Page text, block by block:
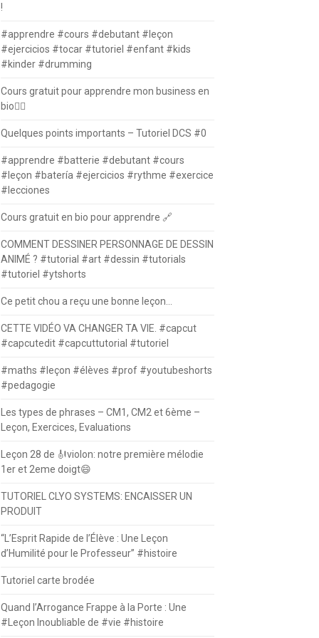
!
#apprendre #cours #debutant #leçon
#ejercicios #tocar #tutoriel #enfant #kids
#kinder #drumming
Cours gratuit pour apprendre mon business en
bio⛓️‍💥
Quelques points importants – Tutoriel DCS #0
#apprendre #batterie #debutant #cours
#leçon #batería #ejercicios #rythme #exercice
#lecciones
Cours gratuit en bio pour apprendre 🔗
COMMENT DESSINER PERSONNAGE DE DESSIN
ANIMÉ ? #tutorial #art #dessin #tutorials
#tutoriel #ytshorts
Ce petit chou a reçu une bonne leçon…
CETTE VIDÉO VA CHANGER TA VIE. #capcut
#capcutedit #capcuttutorial #tutoriel
#maths #leçon #élèves #prof #youtubeshorts
#pedagogie
Les types de phrases – CM1, CM2 et 6ème –
Leçon, Exercices, Evaluations
Leçon 28 de 🎻violon: notre première mélodie
1er et 2eme doigt😄
TUTORIEL CLYO SYSTEMS: ENCAISSER UN
PRODUIT
“L’Esprit Rapide de l’Élève : Une Leçon
d’Humilité pour le Professeur” #histoire
Tutoriel carte brodée
Quand l’Arrogance Frappe à la Porte : Une
#Leçon Inoubliable de #vie #histoire